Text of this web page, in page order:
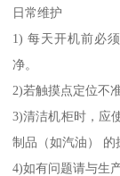
日常维护
1) 每天开机前必
净。
2)若触摸点定位不
3)清洁机柜时，应
制品（如汽油） 的
4)如有问题请与生